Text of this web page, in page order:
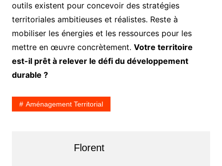
outils existent pour concevoir des stratégies
territoriales ambitieuses et réalistes. Reste à
mobiliser les énergies et les ressources pour les
mettre en œuvre concrètement. Votre territoire
est-il prêt à relever le défi du développement
durable ?
Aménagement Territorial
Florent